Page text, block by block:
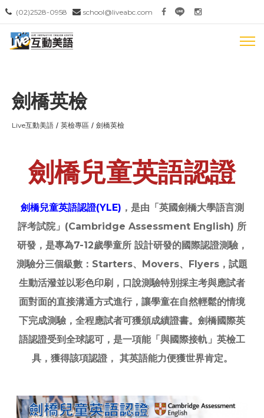
(02)2528-0958 school@liveabc.com
劍橋英檢
Live互動美語 英檢專區 劍橋英檢
劍橋兒童英語認證
劍橋兒童英語認證(YLE) ，是由「英國劍橋大學語言測
評考試院」(Cambridge Assessment English) 所
研發，是專為7-12歲學童所 設計研發的國際認證測驗，
測驗分三個級數：Starters、Movers、Flyers，試題
生動活潑並以彩色印刷，口說測驗特別採主考與應試者
面對面的直接溝通方式進行，讓學童在自然輕鬆的情境
下完成測驗，全程應試者可獲頒成績證書。劍橋國際英
語認證受到全球認可，是一項能「與國際接軌」英檢工
具，獲得該項認證， 其英語能力便獲世界肯定。